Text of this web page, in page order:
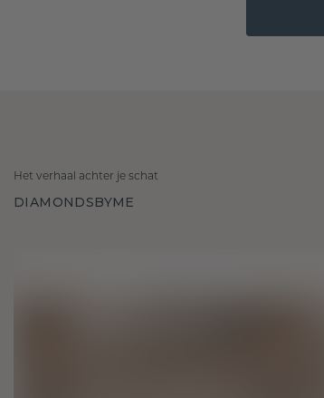
Het verhaal achter je schat
DIAMONDSBYME